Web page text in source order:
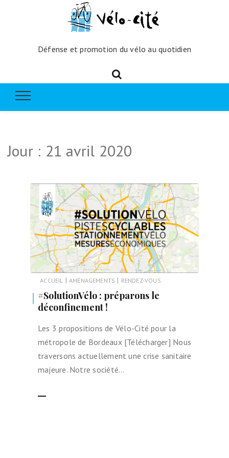
Défense et promotion du vélo au quotidien
Jour : 21 avril 2020
ACCUEIL | AMÉNAGEMENTS | RENDEZ-VOUS
#SolutionVélo : préparons le
déconfinement !
Les 3 propositions de Vélo-Cité pour la
métropole de Bordeaux [Télécharger] Nous
traversons actuellement une crise sanitaire
majeure. Notre société…